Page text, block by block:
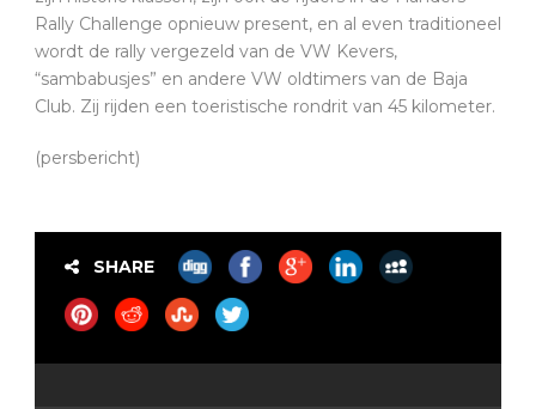
Rally Challenge opnieuw present, en al even traditioneel
wordt de rally vergezeld van de VW Kevers,
“sambabusjes” en andere VW oldtimers van de Baja
Club. Zij rijden een toeristische rondrit van 45 kilometer.
(persbericht)
SHARE